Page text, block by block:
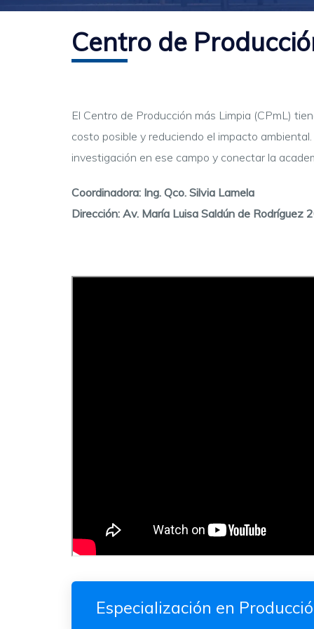
Centro de
El Centro de Producción más Limpia (CPmL)
costo posible y reduciendo el impacto
investigación en ese campo y conectar la
Coordinadora: Ing. Qco. Silvia Lamela
Dirección: Av. María Luisa Saldún de Rodríguez
Especialización en